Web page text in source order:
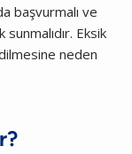
başvurmalı ve
Eksik
neden